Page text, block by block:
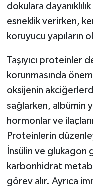
dokulara
esneklik verirken,
koruyucu yapıların
Taşıyıcı proteinler
korunmasında
oksijenin
sağlarken, albümin
hormonlar ve
Proteinlerin
İnsülin ve glukagon
karbonhidrat
görev alır. Ayrıca